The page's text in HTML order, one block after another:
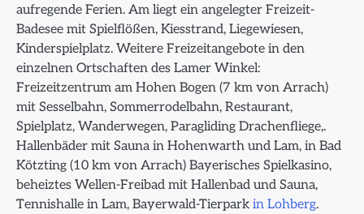
aufregende Ferien. Am liegt ein angelegter Freizeit-
Badesee mit Spielflößen, Kiesstrand, Liegewiesen,
Kinderspielplatz. Weitere Freizeitangebote in den
einzelnen Ortschaften des Lamer Winkel:
Freizeitzentrum am Hohen Bogen (7 km von Arrach)
mit Sesselbahn, Sommerrodelbahn, Restaurant,
Spielplatz, Wanderwegen, Paragliding Drachenfliege,.
Hallenbäder mit Sauna in Hohenwarth und Lam, in Bad
Kötzting (10 km von Arrach) Bayerisches Spielkasino,
beheiztes Wellen-Freibad mit Hallenbad und Sauna,
Tennishalle in Lam, Bayerwald-Tierpark in Lohberg.